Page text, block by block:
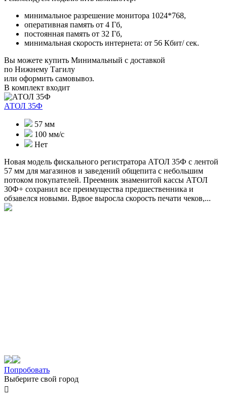
минимальное разрешение монитора 1024*768,
оперативная память от 4 Гб,
постоянная память от 32 Гб,
минимальная скорость интернета: от 56 Кбит/ сек.
Вы можете купить Минимальный с доставкой
по Нижнему Тагилу
или оформить самовывоз.
В комплект входит
АТОЛ 35Ф
57 мм
100 мм/с
Нет
Новая модель фискального регистратора АТОЛ 35Ф с лентой
57 мм для магазинов и заведений общепита с небольшим
потоком покупателей. Преемник знаменитой кассы АТОЛ
30Ф+ сохранил все преимущества предшественника и
обзавелся новыми. Вдвое выросла скорость печати чеков,...
Попробовать
Выберите свой город
